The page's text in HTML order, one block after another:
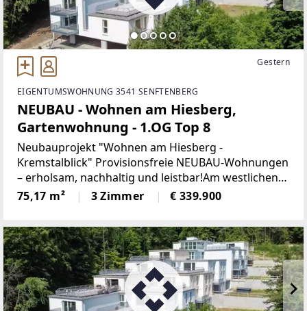
Gestern
EIGENTUMSWOHNUNG 3541 SENFTENBERG
NEUBAU - Wohnen am Hiesberg,
Gartenwohnung - 1.OG Top 8
Neubauprojekt "Wohnen am Hiesberg -
Kremstalblick" Provisionsfreie NEUBAU-Wohnungen
– erholsam, nachhaltig und leistbar!Am westlichen
Ortsende der idyllischen Marktgemeinde
Senftenberg - umrandet von grünen Hügeln und
75,17 m² 3 Zimmer € 339.900